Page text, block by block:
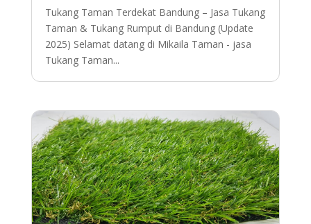
Tukang Taman Terdekat Bandung – Jasa Tukang
Taman & Tukang Rumput di Bandung (Update
2025) Selamat datang di Mikaila Taman - jasa
Tukang Taman...